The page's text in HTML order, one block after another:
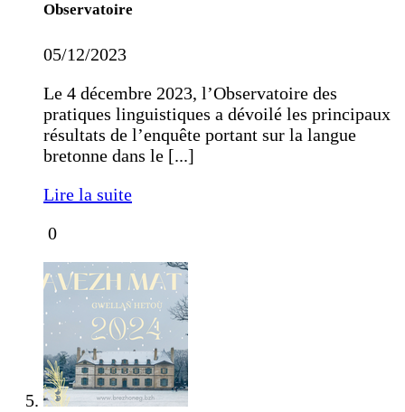
Observatoire
05/12/2023
Le 4 décembre 2023, l’Observatoire des
pratiques linguistiques a dévoilé les principaux
résultats de l’enquête portant sur la langue
bretonne dans le [...]
Lire la suite
0